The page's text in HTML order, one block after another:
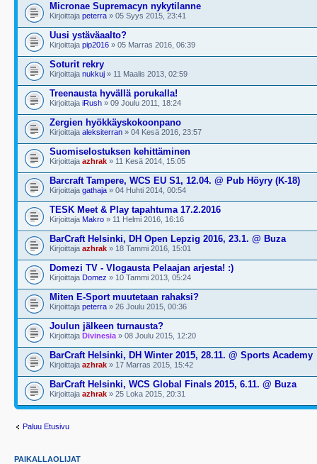
Micronae Supremacyn nykytilanne
Kirjoittaja peterra » 05 Syys 2015, 23:41
Uusi ystäväaalto?
Kirjoittaja pip2016 » 05 Marras 2016, 06:39
Soturit rekry
Kirjoittaja nukkuj » 11 Maalis 2013, 02:59
Treenausta hyvällä porukalla!
Kirjoittaja iRush » 09 Joulu 2011, 18:24
Zergien hyökkäyskokoonpano
Kirjoittaja aleksiterran » 04 Kesä 2016, 23:57
Suomiselostuksen kehittäminen
Kirjoittaja azhrak » 11 Kesä 2014, 15:05
Barcraft Tampere, WCS EU S1, 12.04. @ Pub Höyry (K-18)
Kirjoittaja gathaja » 04 Huhti 2014, 00:54
TESK Meet & Play tapahtuma 17.2.2016
Kirjoittaja Makro » 11 Helmi 2016, 16:16
BarCraft Helsinki, DH Open Lepzig 2016, 23.1. @ Buza
Kirjoittaja azhrak » 18 Tammi 2016, 15:01
Domezi TV - Vlogausta Pelaajan arjesta! :)
Kirjoittaja Domez » 10 Tammi 2013, 05:24
Miten E-Sport muutetaan rahaksi?
Kirjoittaja peterra » 26 Joulu 2015, 00:36
Joulun jälkeen turnausta?
Kirjoittaja Divinesia » 08 Joulu 2015, 12:20
BarCraft Helsinki, DH Winter 2015, 28.11. @ Sports Academy
Kirjoittaja azhrak » 17 Marras 2015, 15:42
BarCraft Helsinki, WCS Global Finals 2015, 6.11. @ Buza
Kirjoittaja azhrak » 25 Loka 2015, 20:31
Paluu Etusivu
PAIKALLAOLIJAT